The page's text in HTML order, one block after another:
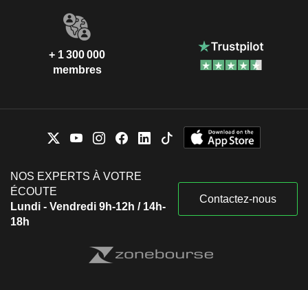
+ 1 300 000
membres
NOS EXPERTS À VOTRE
ÉCOUTE
Lundi - Vendredi 9h-12h / 14h-
18h
Contactez-nous